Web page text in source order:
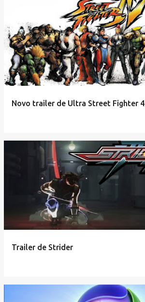
Novo trailer de Ultra Street Fighter 4
Trailer de Strider